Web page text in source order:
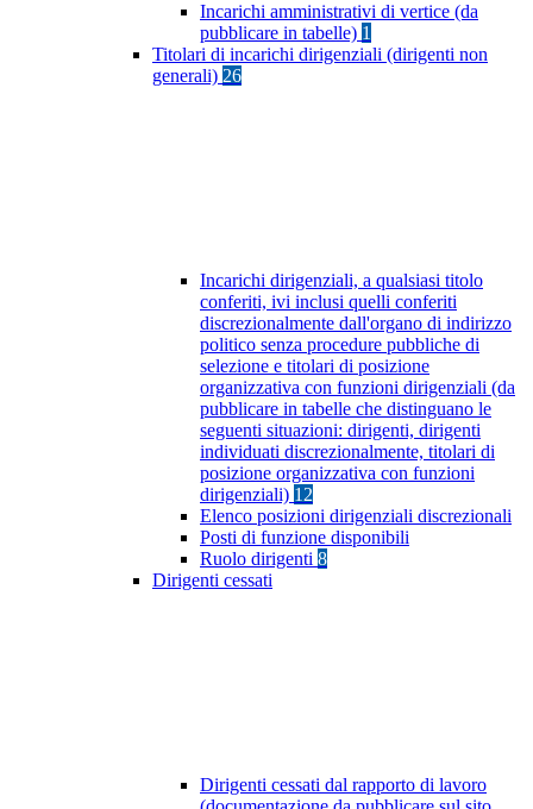
Incarichi amministrativi di vertice (da
pubblicare in tabelle) 1
Titolari di incarichi dirigenziali (dirigenti non
generali) 26
Incarichi dirigenziali, a qualsiasi titolo
conferiti, ivi inclusi quelli conferiti
discrezionalmente dall'organo di indirizzo
politico senza procedure pubbliche di
selezione e titolari di posizione
organizzativa con funzioni dirigenziali (da
pubblicare in tabelle che distinguano le
seguenti situazioni: dirigenti, dirigenti
individuati discrezionalmente, titolari di
posizione organizzativa con funzioni
dirigenziali) 12
Elenco posizioni dirigenziali discrezionali
Posti di funzione disponibili
Ruolo dirigenti 8
Dirigenti cessati
Dirigenti cessati dal rapporto di lavoro